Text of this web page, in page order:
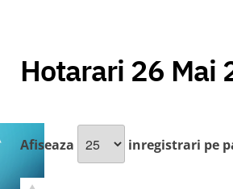
Hotarari 26 Mai
Afiseaza inregistrari pe